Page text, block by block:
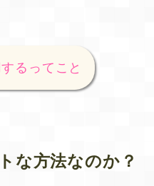
るってこと
な方法なのか？